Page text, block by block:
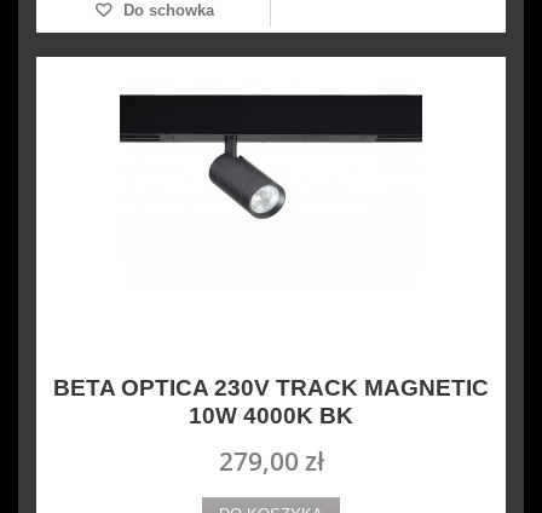
Do schowka
BETA OPTICA 230V TRACK MAGNETIC
10W 4000K BK
279,00 zł